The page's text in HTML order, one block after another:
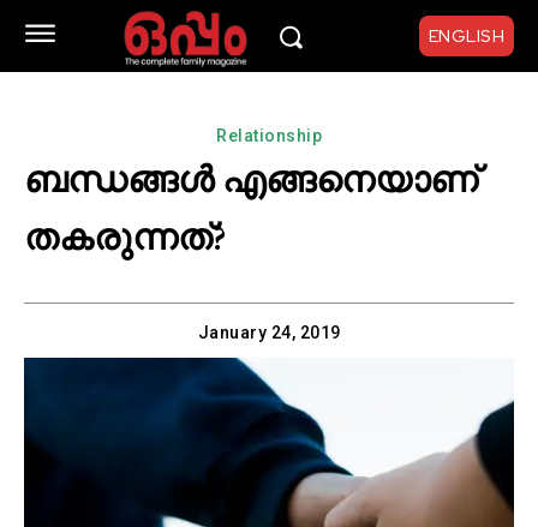
ENGLISH
Relationship
ബന്ധങ്ങള്‍ എങ്ങനെയാണ്
തകരുന്നത്?
January 24, 2019